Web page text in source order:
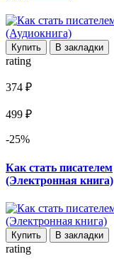
Купить В закладки
rating
374 ₽
499 ₽
-25%
Как стать писателем
(Электронная книга)
Купить В закладки
rating